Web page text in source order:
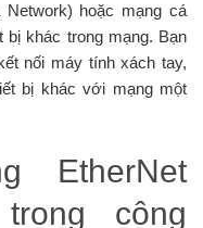
Network) hoặc mạng cá
khác trong mạng. Bạn
nối máy tính xách tay,
bị khác với mạng một
EtherNet
công